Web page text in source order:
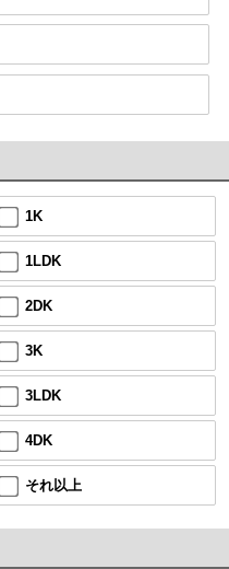
1K
1LDK
2DK
3K
3LDK
4DK
それ以上